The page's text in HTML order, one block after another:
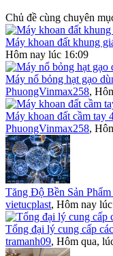
Chủ đề cùng chuyên
Máy khoan đất khung
Hôm nay lúc 16:09
Máy nổ bỏng hạt gạo
PhuongVinmax258,
Máy khoan đất cầm tay
PhuongVinmax258,
Tăng Độ Bền Sản
vietucplast, Hôm nay
Tổng đại lý cung cấp
tramanh09, Hôm qua,